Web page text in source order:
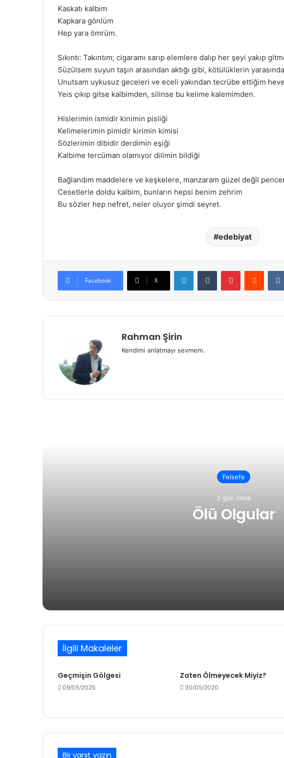
Kaskatı kalbim
Kapkara gönlüm
Hep yara ömrüm.
Sıkıntı: Takıntım; cigaramı sarıp elemlere dalıp her şeyi yakıp
Süzülsem suyun taşın arasından aktığı gibi, kötülüklerin
Unutsam uykusuz geceleri ve eceli yakından tecrübe ettiğim
Yeis çıkıp gitse kalbimden, silinse bu kelime kalemimden.
Hislerimin ismidir kinimin pisliği
Kelimelerimin pimidir kirimin kimisi
Sözlerimin dibidir derdimin eşiği
Kalbime tercüman olamıyor dilimin bildiği
Bağlandım maddelere ve keşkelere, manzaram güzel değil
Cesetlerle doldu kalbim, bunların hepsi benim zehrim
Bu sözler hep nefret, neler oluyor şimdi seyret.
edebiyat
Facebook X
LinkedInTumblr PinterestReddit
Rahman Şirin
Kendimi anlatmayı sevmem.
Felsefe
3 gün önce
Ölü Olgular
Müzik: İçimizde Bastırdığımız Duyguların Dışarıya
1 hafta önce
Vasatlık Çağı
İlgili Makaleler
Geçmişin Gölgesi
09/05/2025
Zaten Ölmeyecek Miyiz?
30/05/2020
Bir yanıt yazın